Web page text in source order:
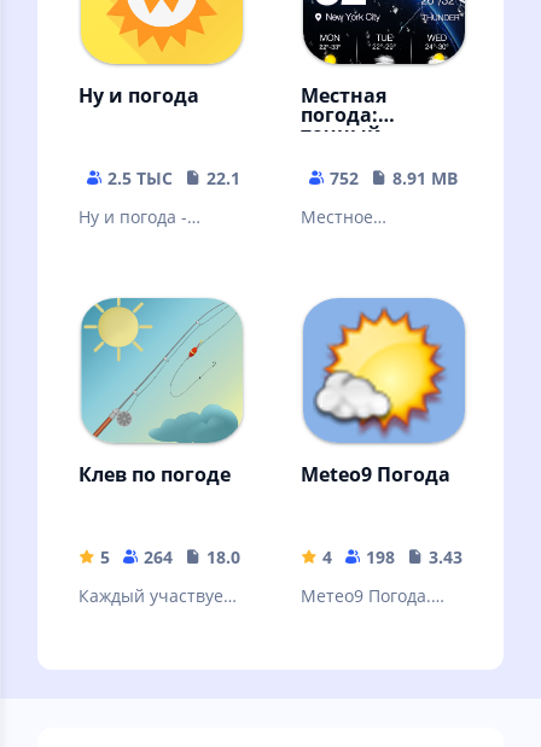
Ну и погода
2.5 ТЫС
22.11 MB
Ну и погода -
Местная
погода:
точный
погоды —
радар и
виджет
752
8.91 MB
Местное
ваш личный
помощник
местного прогноза
погоды
Клев по погоде
5 264
18.08 MB
Каждый участвует
Meteo9 Погода
4 198
3.43 MB
Метео9 Погода.